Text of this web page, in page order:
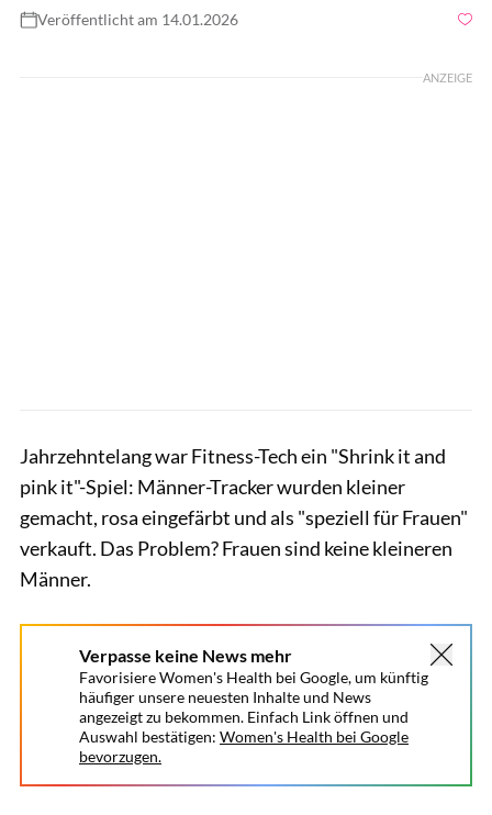
Veröffentlicht am 14.01.2026
ANZEIGE
Jahrzehntelang war Fitness-Tech ein "Shrink it and
pink it"-Spiel: Männer-Tracker wurden kleiner
gemacht, rosa eingefärbt und als "speziell für Frauen"
verkauft. Das Problem? Frauen sind keine kleineren
Männer.
Verpasse keine News mehr
Favorisiere Women's Health bei Google, um künftig
häufiger unsere neuesten Inhalte und News
angezeigt zu bekommen. Einfach Link öffnen und
Auswahl bestätigen: Women's Health bei Google
bevorzugen.